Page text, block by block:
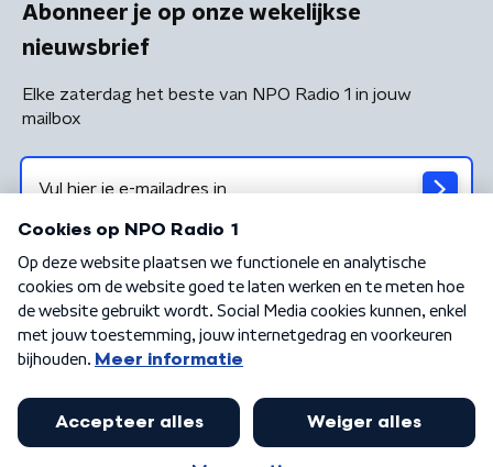
Abonneer je op onze wekelijkse
nieuwsbrief
Elke zaterdag het beste van NPO Radio 1 in jouw
mailbox
Algemene voorwaarden